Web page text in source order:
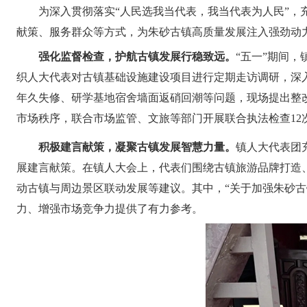
为深入贯彻落实“人民选我当代表，我当代表为人民”
献策、服务群众等方式，为朱砂古镇高质量发展注入强劲动
强化监督检查，护航古镇发展行稳致远。“五一”期间，
织人大代表对古镇基础设施建设项目进行定期走访调研，
年久失修、研学基地宿舍墙面返硝回潮等问题，现场提出
市场秩序，联合市场监管、文旅等部门开展联合执法检查
积极建言献策，凝聚古镇发展智慧力量。镇人大代表团
展建言献策。在镇人大会上，代表们围绕古镇旅游品牌打
动古镇与周边景区联动发展等建议。其中，“关于加强朱砂
力、增强市场竞争力提供了有力参考。